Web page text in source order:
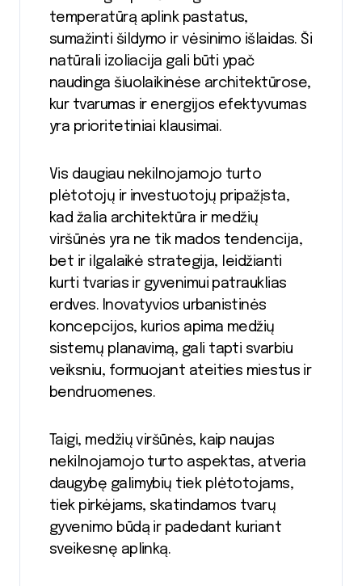
temperatūrą aplink pastatus,
sumažinti šildymo ir vėsinimo išlaidas. Ši
natūrali izoliacija gali būti ypač
naudinga šiuolaikinėse architektūrose,
kur tvarumas ir energijos efektyvumas
yra prioritetiniai klausimai.
Vis daugiau nekilnojamojo turto
plėtotojų ir investuotojų pripažįsta,
kad žalia architektūra ir medžių
viršūnės yra ne tik mados tendencija,
bet ir ilgalaikė strategija, leidžianti
kurti tvarias ir gyvenimui patrauklias
erdves. Inovatyvios urbanistinės
koncepcijos, kurios apima medžių
sistemų planavimą, gali tapti svarbiu
veiksniu, formuojant ateities miestus ir
bendruomenes.
Taigi, medžių viršūnės, kaip naujas
nekilnojamojo turto aspektas, atveria
daugybę galimybių tiek plėtotojams,
tiek pirkėjams, skatindamos tvarų
gyvenimo būdą ir padedant kuriant
sveikesnę aplinką.